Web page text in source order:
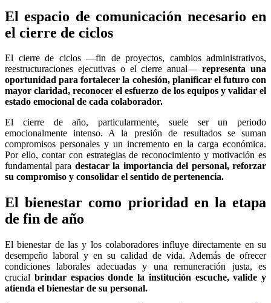
El espacio de comunicación necesario en
el cierre de ciclos
El cierre de ciclos —fin de proyectos, cambios administrativos,
reestructuraciones ejecutivas o el cierre anual—representa una
oportunidad para fortalecer la cohesión, planificar el futuro con
mayor claridad, reconocer el esfuerzo de los equipos y validar el
estado emocional de cada colaborador.
El cierre de año, particularmente, suele ser un periodo
emocionalmente intenso. A la presión de resultados se suman
compromisos personales y un incremento en la carga económica.
Por ello, contar con estrategias de reconocimiento y motivación es
fundamental para destacar la importancia del personal, reforzar
su compromiso y consolidar el sentido de pertenencia.
El bienestar como prioridad en la etapa
de fin de año
El bienestar de las y los colaboradores influye directamente en su
desempeño laboral y en su calidad de vida. Además de ofrecer
condiciones laborales adecuadas y una remuneración justa, es
crucial brindar espacios donde la institución escuche, valide y
atienda el bienestar de su personal.